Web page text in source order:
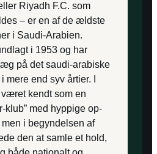
Riyadh F.C. som
– er en af de ældste
i Saudi-Arabien.
i 1953 og har
på det saudi-arabiske
end syv årtier. I
kendt som en
klub” med hyppige op-
i begyndelsen af
den at samle et hold,